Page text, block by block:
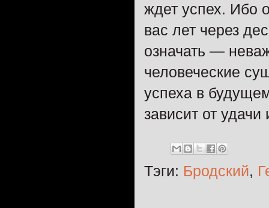
ждет успех. Ибо
вас лет через
означать —
человеческие
успеха в
зависит от
Тэги: Бродский,